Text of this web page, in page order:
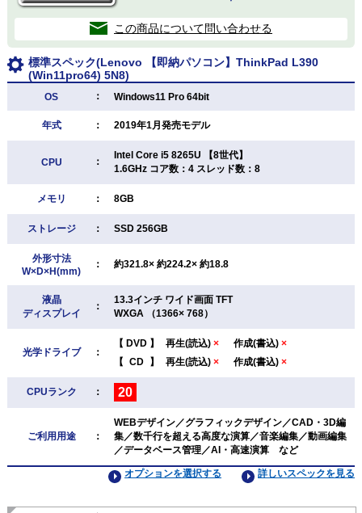
この商品について問い合わせる
標準スペック(Lenovo 【即納パソコン】ThinkPad L390
(Win11pro64) 5N8)
OS ： Windows11 Pro 64bit
年式 ： 2019年1月発売モデル
CPU ：
Intel Core i5 8265U 【8世代】
1.6GHz コア数：4 スレッド数：8
メモリ ： 8GB
ストレージ ： SSD 256GB
外形寸法
W×D×H(mm)
： 約321.8× 約224.2× 約18.8
液晶
ディスプレイ
：
13.3インチ ワイド画面 TFT
WXGA （1366× 768）
光学ドライブ ：
【 DVD 】 再生(読込) × 作成(書込) ×
【 CD 】 再生(読込) × 作成(書込) ×
CPUランク ： 20
ご利用用途 ：
WEBデザイン／グラフィックデザイン／CAD・3D編
集／数千行を超える高度な演算／音楽編集／動画編集
／データベース管理／AI・高速演算 など
詳しいスペックを見る
オプションを選択する